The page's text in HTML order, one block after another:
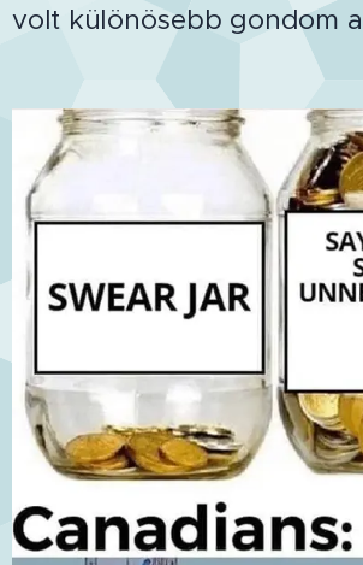
volt különösebb gondom